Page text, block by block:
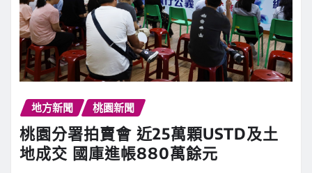
地方新聞 桃園新聞
桃園分署拍賣會 近25萬顆USTD及土
地成交 國庫進帳880萬餘元